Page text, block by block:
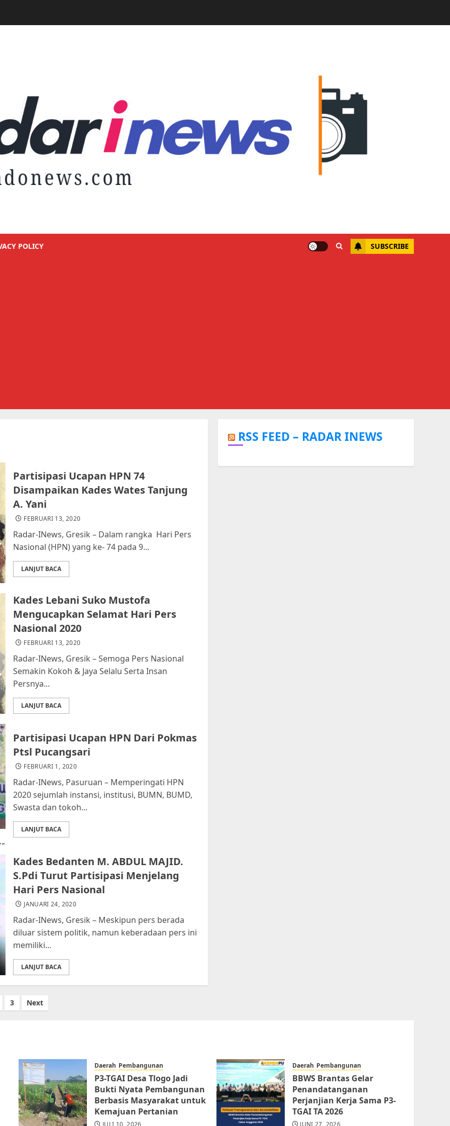
POLICY SUBSCRIBE
Partisipasi Ucapan HPN 74
Disampaikan Kades Wates Tanjung
A. Yani
FEBRUARI 13, 2020
Radar-INews, Gresik – Dalam rangka Hari Pers
Nasional (HPN) yang ke- 74 pada 9...
LANJUT BACA
Kades Lebani Suko Mustofa
Mengucapkan Selamat Hari Pers
Nasional 2020
FEBRUARI 13, 2020
Radar-INews, Gresik – Semoga Pers Nasional
Semakin Kokoh & Jaya Selalu Serta Insan
Persnya...
LANJUT BACA
Partisipasi Ucapan HPN Dari Pokmas
Ptsl Pucangsari
FEBRUARI 1, 2020
Radar-INews, Pasuruan – Memperingati HPN
2020 sejumlah instansi, institusi, BUMN, BUMD,
Swasta dan tokoh...
LANJUT BACA
Kades Bedanten M. ABDUL MAJID.
S.Pdi Turut Partisipasi Menjelang
Hari Pers Nasional
JANUARI 24, 2020
Radar-INews, Gresik – Meskipun pers berada
diluar sistem politik, namun keberadaan pers ini
memiliki...
LANJUT BACA
3 Next
RSS FEED – RADAR INEWS
Daerah Pembangunan
P3-TGAI Desa Tlogo Jadi
Bukti Nyata Pembangunan
Berbasis Masyarakat untuk
Kemajuan Pertanian
Daerah Pembangunan
BBWS Brantas Gelar
Penandatanganan
Perjanjian Kerja Sama P3-
TGAI TA 2026